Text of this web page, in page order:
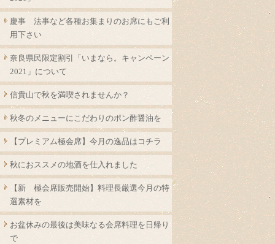
慶事 法事など各種お集まりのお席にもご利
用下さい
奈良県民限定割引「いまなら。キャンペーン
2021」について
信貴山で秋を満喫されませんか？
秋冬のメニューにこだわりのポン酢醤油を
【プレミアム極会席】今月の逸品はコチラ
秋におススメの地酒を仕入れました
【新 極会席販売開始】料理長厳選今月の特
選素材を
お盆休みの最後は美味なる会席料理を日帰り
で